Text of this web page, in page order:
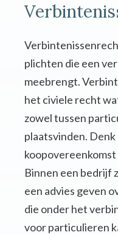
plichten die een
meebrengt.
het civiele recht
zowel tussen
plaatsvinden.
Binnen een bedrijf
een advies geven
die onder het
voor particulieren